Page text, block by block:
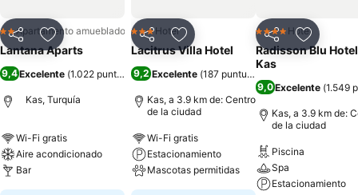
CompartirAgregar a favoritos
2 Estrellas
Apartamento amueblado
Lantana Aparts
9,4Excelente (1.022 puntuaciones)
Kas, Turquía
Wi-Fi gratis
Aire acondicionado
Bar
CompartirAgregar a favoritos
3 Estrellas
Hotel
Lacitrus Villa Hotel
9,2 Excelente (187 puntuaciones
Kas, a 3.9 km de: Centro
de la ciudad
Wi-Fi gratis
Estacionamiento
Mascotas permitidas
CompartirAgregar
4 EstrellasHotel
Radisson Blu
Kas
9,0Excelente (1.549
Kas, a 3.9 km de:
de la ciudad
Piscina
Spa
Estacionamiento